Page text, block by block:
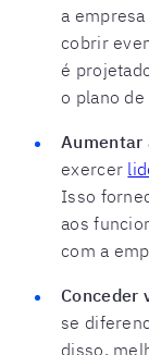
a
cobrir
é
o plano
Aumentar
exercer
Isso
aos
com a
Conceder
se
disso,